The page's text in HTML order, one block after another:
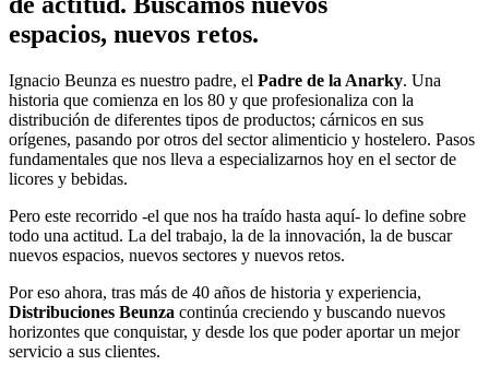
espacios, nuevos retos.
Ignacio Beunza es nuestro padre, el Padre de la Anarky. Una
historia que comienza en los 80 y que profesionaliza con la
distribución de diferentes tipos de productos; cárnicos en sus
orígenes, pasando por otros del sector alimenticio y hostelero. Pasos
fundamentales que nos lleva a especializarnos hoy en el sector de
licores y bebidas.
Pero este recorrido -el que nos ha traído hasta aquí- lo define sobre
todo una actitud. La del trabajo, la de la innovación, la de buscar
nuevos espacios, nuevos sectores y nuevos retos.
Por eso ahora, tras más de 40 años de historia y experiencia,
Distribuciones Beunza continúa creciendo y buscando nuevos
horizontes que conquistar, y desde los que poder aportar un mejor
servicio a sus clientes.